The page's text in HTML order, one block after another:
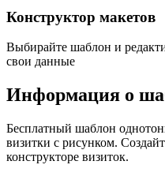
Конструктор макетов
Выбирайте шаблон и
свои данные
Информация о
Бесплатный шаблон
визитки с рисунком.
конструкторе визиток.